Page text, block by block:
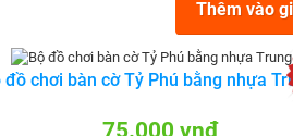
Thêm vào
đồ chơi bàn cờ Tỷ Phú bằng nhựa
75.000 vnđ